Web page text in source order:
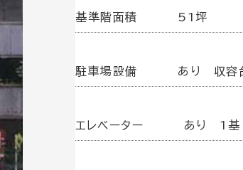
基準階面積 51坪
駐車場設備 あり 収容
エレベーター あり 1基